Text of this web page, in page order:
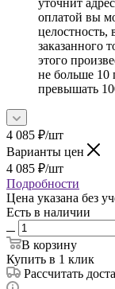
оплатой вы
целостность,
заказанного
этого
не больше 10
превышать
4 085 ₽/шт
Варианты цен
4 085 ₽/шт
Подробности
Цена указана без
Есть в наличии
В корзину
Купить в 1 клик
Рассчитать